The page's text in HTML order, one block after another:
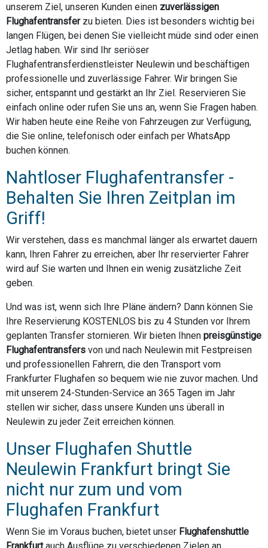
unserem Ziel, unseren Kunden einen zuverlässigen
Flughafentransferzu bieten. Dies ist besonders wichtig bei
langen Flügen, bei denen Sie vielleicht müde sind oder einen
Jetlag haben. Wir sind Ihr seriöser
Flughafentransferdienstleister Neulewin und beschäftigen
professionelle und zuverlässige Fahrer. Wir bringen Sie
sicher, entspannt und gestärkt an Ihr Ziel. Reservieren Sie
einfach online oder rufen Sie uns an, wenn Sie Fragen haben.
Wir haben heute eine Reihe von Fahrzeugen zur Verfügung,
die Sie online, telefonisch oder einfach per WhatsApp
buchen können.
Nahtloser Flughafentransfer -
Behalten Sie Ihren Zeitplan im
Griff!
Wir verstehen, dass es manchmal länger als erwartet dauern
kann, Ihren Fahrer zu erreichen, aber Ihr reservierter Fahrer
wird auf Sie warten und Ihnen ein wenig zusätzliche Zeit
geben.
Und was ist, wenn sich Ihre Pläne ändern? Dann können Sie
Ihre Reservierung KOSTENLOS bis zu 4 Stunden vor Ihrem
geplanten Transfer stornieren. Wir bieten Ihnen preisgünstige
Flughafentransfers von und nach Neulewin mit Festpreisen
und professionellen Fahrern, die den Transport vom
Frankfurter Flughafen so bequem wie nie zuvor machen. Und
mit unserem 24-Stunden-Service an 365 Tagen im Jahr
stellen wir sicher, dass unsere Kunden uns überall in
Neulewin zu jeder Zeit erreichen können.
Unser Flughafen Shuttle
Neulewin Frankfurt bringt Sie
nicht nur zum und vom
Flughafen Frankfurt
Wenn Sie im Voraus buchen, bietet unser Flughafenshuttle
Frankfurtauch Ausflüge zu verschiedenen Zielen an.